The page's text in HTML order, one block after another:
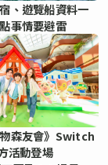
、遊覽船資料一
事情要避雷
物森友會》Switch
活動登場